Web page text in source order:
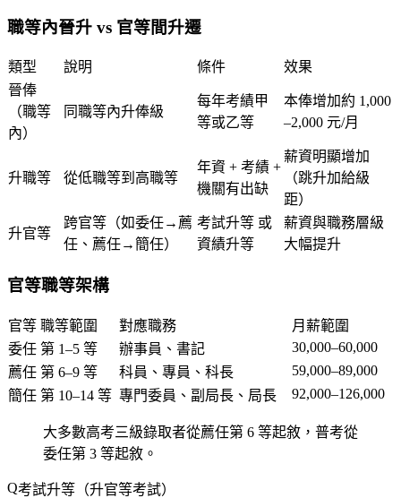
職等內晉升 vs 官等間升遷
類型 說明 條件
效果
晉俸
（職等
內）
同職等內升俸級
每年考績甲
等或乙等
本俸增加約 1,000
–2,000 元/月
升職等 從低職等到高職等
年資 + 考績 +
機關有出缺
薪資明顯增加
（跳升加給級
距）
升官等
跨官等（如委任→薦
任、薦任→簡任）
考試升等 或
資績升等
薪資與職務層級
大幅提升
官等職等架構
官等 職等範圍 對應職務
月薪範圍
委任 第 1–5 等 辦事員、書記
30,000–60,000
薦任 第 6–9 等 科員、專員、科長
59,000–89,000
簡任 第 10–14 等 專門委員、副局長、局長 92,000–126,000
大多數高考三級錄取者從薦任第 6 等起敘，普考從
委任第 3 等起敘。
考試升等（升官等考試）